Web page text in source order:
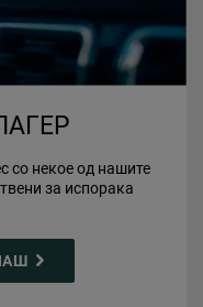
со некое од нашите
за испорака